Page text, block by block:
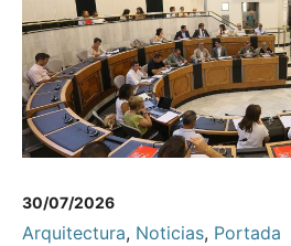
30/07/2026
Arquitectura, Noticias, Portada